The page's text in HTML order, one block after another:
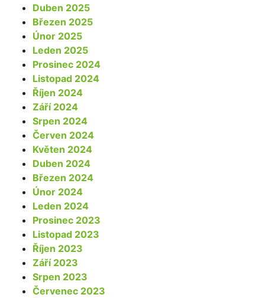
Duben 2025
Březen 2025
Únor 2025
Leden 2025
Prosinec 2024
Listopad 2024
Říjen 2024
Září 2024
Srpen 2024
Červen 2024
Květen 2024
Duben 2024
Březen 2024
Únor 2024
Leden 2024
Prosinec 2023
Listopad 2023
Říjen 2023
Září 2023
Srpen 2023
Červenec 2023